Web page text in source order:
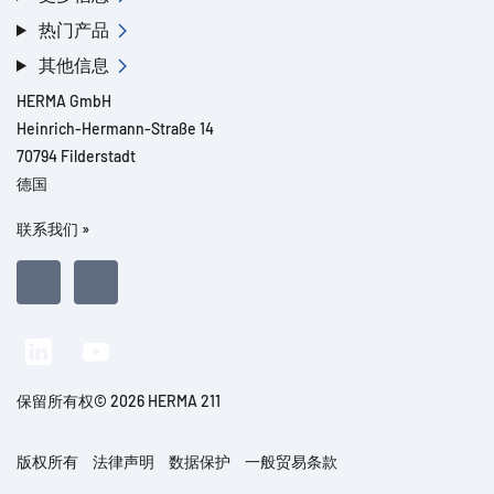
热门产品
其他信息
HERMA GmbH
Heinrich-Hermann-Straße 14
70794 Filderstadt
德国
联系我们 »
保留所有权© 2026 HERMA 211
版权所有 法律声明 数据保护 一般贸易条款